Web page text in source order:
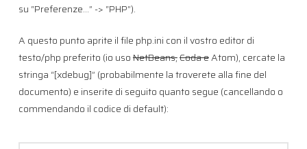
su “Preferenze…” -> “PHP”).
A questo punto aprite il file php.ini con il vostro editor di
testo/php preferito (io usoNetBeans,Coda eAtom), cercate la
stringa “[xdebug]” (probabilmente la troverete alla fine del
documento) e inserite di seguito quanto segue (cancellando o
commendando il codice di default):